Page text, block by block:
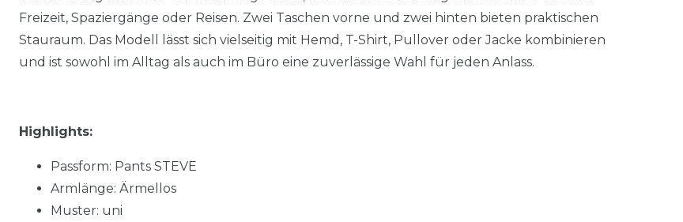
Freizeit, Spaziergänge oder Reisen. Zwei Taschen vorne und zwei hinten bieten praktischen
Stauraum. Das Modell lässt sich vielseitig mit Hemd, T-Shirt, Pullover oder Jacke kombinieren
und ist sowohl im Alltag als auch im Büro eine zuverlässige Wahl für jeden Anlass.
Highlights:
Passform: Pants STEVE
Armlänge: Ärmellos
Muster: uni